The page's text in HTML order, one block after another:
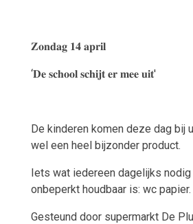
𝐙𝐨𝐧𝐝𝐚𝐠 𝟏𝟒 𝐚𝐩𝐫𝐢𝐥
‘𝐃𝐞 𝐬𝐜𝐡𝐨𝐨𝐥 𝐬𝐜𝐡𝐢𝐣𝐭 𝐞𝐫 𝐦𝐞𝐞 𝐮𝐢𝐭'
De kinderen komen deze dag bij
wel een heel bijzonder product.
Iets wat iedereen dagelijks
onbeperkt houdbaar is: wc papier.
Gesteund door supermarkt De